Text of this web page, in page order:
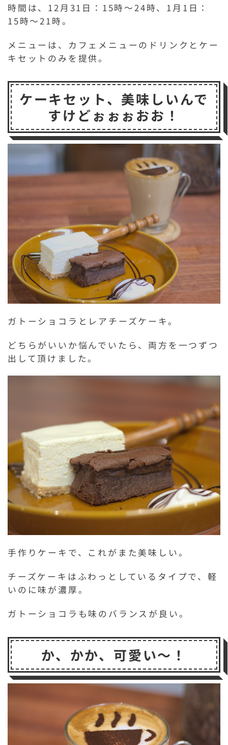
時間は、12月31日：15時～24時、1月1日：
15時～21時。
メニューは、カフェメニューのドリンクとケー
キセットのみを提供。
ケーキセット、美味しいんで
すけどぉぉぉおお！
ガトーショコラとレアチーズケーキ。
どちらがいいか悩んでいたら、両方を一つずつ
出して頂けました。
手作りケーキで、これがまた美味しい。
チーズケーキはふわっとしているタイプで、軽
いのに味が濃厚。
ガトーショコラも味のバランスが良い。
か、かか、可愛い～！